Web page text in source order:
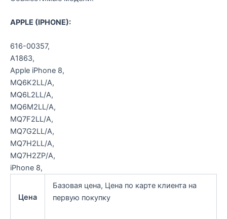
APPLE (IPHONE):
616-00357,
A1863,
Apple iPhone 8,
MQ6K2LL/A,
MQ6L2LL/A,
MQ6M2LL/A,
MQ7F2LL/A,
MQ7G2LL/A,
MQ7H2LL/A,
MQ7H2ZP/A,
iPhone 8,
Цена
Базовая цена, Цена по карте клиента на
первую покупку